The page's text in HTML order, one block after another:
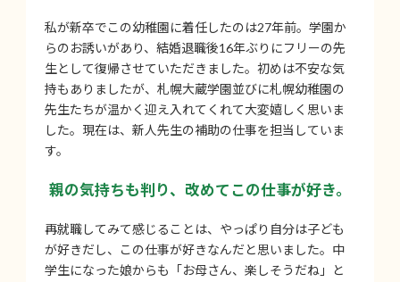
私が新卒でこの幼稚園に着任したのは27年前。学園か
らのお誘いがあり、結婚退職後16年ぶりにフリーの先
生として復帰させていただきました。初めは不安な気
持もありましたが、札幌大蔵学園並びに札幌幼稚園の
先生たちが温かく迎え入れてくれて大変嬉しく思いま
した。現在は、新人先生の補助の仕事を担当していま
す。
親の気持ちも判り、改めてこの仕事が好き。
再就職してみて感じることは、やっぱり自分は子ども
が好きだし、この仕事が好きなんだと思いました。中
学生になった娘からも「お母さん、楽しそうだね」と